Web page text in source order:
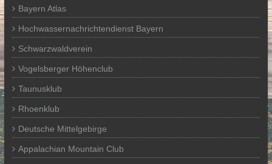
Bayern Atlas
Hochwassernachrichtendienst Bayern
Schwarzwaldverein
Vogelsberger Höhenclub
Taunusklub
Rhoenklub
Deutsche Mittelgebirge
Appalachian Mountain Club